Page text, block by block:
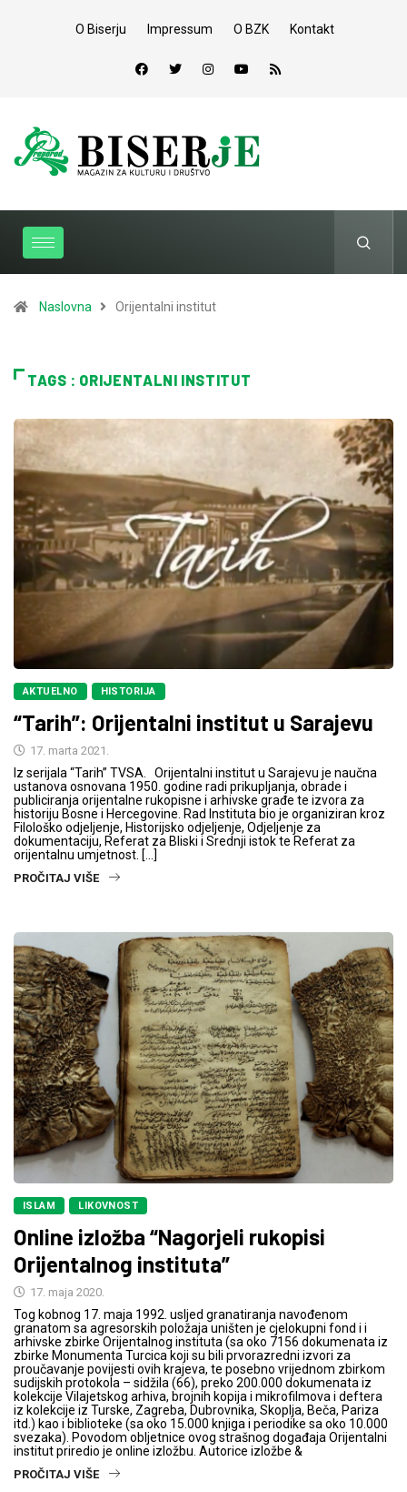
O Biserju Impressum O BZK Kontakt
Naslovna Orijentalni institut
TAGS : ORIJENTALNI INSTITUT
AKTUELNO HISTORIJA
“Tarih”: Orijentalni institut u Sarajevu
17. marta 2021.
Iz serijala “Tarih” TVSA. Orijentalni institut u Sarajevu je naučna
ustanova osnovana 1950. godine radi prikupljanja, obrade i
publiciranja orijentalne rukopisne i arhivske građe te izvora za
historiju Bosne i Hercegovine. Rad Instituta bio je organiziran kroz
Filološko odjeljenje, Historijsko odjeljenje, Odjeljenje za
dokumentaciju, Referat za Bliski i Srednji istok te Referat za
orijentalnu umjetnost. […]
PROČITAJ VIŠE
ISLAM LIKOVNOST
Online izložba “Nagorjeli rukopisi
Orijentalnog instituta”
17. maja 2020.
Tog kobnog 17. maja 1992. usljed granatiranja navođenom
granatom sa agresorskih položaja uništen je cjelokupni fond i i
arhivske zbirke Orijentalnog instituta (sa oko 7156 dokumenata iz
zbirke Monumenta Turcica koji su bili prvorazredni izvori za
proučavanje povijesti ovih krajeva, te posebno vrijednom zbirkom
sudijskih protokola – sidžila (66), preko 200.000 dokumenata iz
kolekcije Vilajetskog arhiva, brojnih kopija i mikrofilmova i deftera
iz kolekcije iz Turske, Zagreba, Dubrovnika, Skoplja, Beča, Pariza
itd.) kao i biblioteke (sa oko 15.000 knjiga i periodike sa oko 10.000
svezaka). Povodom obljetnice ovog strašnog događaja Orijentalni
institut priredio je online izložbu. Autorice izložbe &
PROČITAJ VIŠE